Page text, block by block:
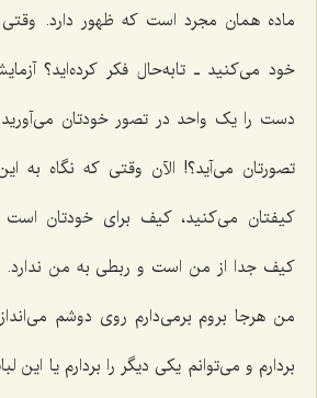
ماده همان مجرد است که ظهور دارد.
خود مى‌کنید ـ تابه‌حال فکر کرده‌اید؟
دست را یک واحد در تصور خودتان
تصورتان مى‌آید؟! الآن وقتى که نگاه به
کیفتان مى‌کنید، کیف برای خودتان
کیف جدا از من است و ربطى به من ندارد.
من هرجا بروم برمى‌دارم روى دوشم
بردارم و مى‌توانم یکى دیگر را بردارم یا این